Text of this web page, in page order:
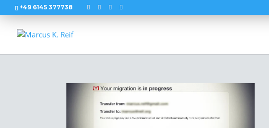
+49 6145 377738